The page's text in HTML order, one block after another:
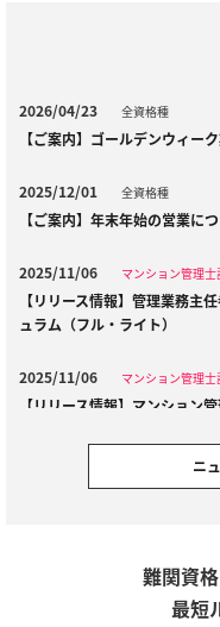
2026/04/23 全資格種
【ご案内】ゴールデンウィー
2025/12/01 全資格種
【ご案内】年末年始の営業に
2025/11/06 マンション管理
【リリース情報】管理業務主
ュラム（フル・ライト）
2025/11/06 マンション管理
【リリース情報】マンション
マンション管理
【セール情報】期間限定10％
任者試験｜ アウトレットセー
ニ
難関資
最短